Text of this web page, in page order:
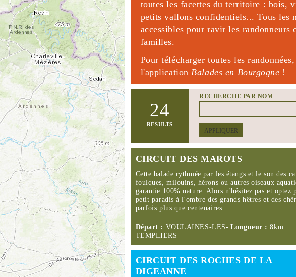
toutes les facettes du territoire : bois,
petits vallons confidentiels... Tous les
accessibles pour ravir les randonneurs
familles.
Pour télécharger toutes les
l'applicationBalades en Bourgogne !
24
RESULTS
RECHERCHE PAR NOM
APPLIQUER
CIRCUIT DES MAROTS
Cette balade rythmée par les étangs et le son des
foulques, milouins, hérons ou autres oiseaux
garantie 100% nature. Alors n'hésitez pas et optez
petit paradis à l'ombre des grands hêtres et des
parfois plus que centenaires.
Départ : VOULAINES-LES-
TEMPLIERS
Longueur :8km
CIRCUIT DES ROCHES DE LA
DIGEANNE